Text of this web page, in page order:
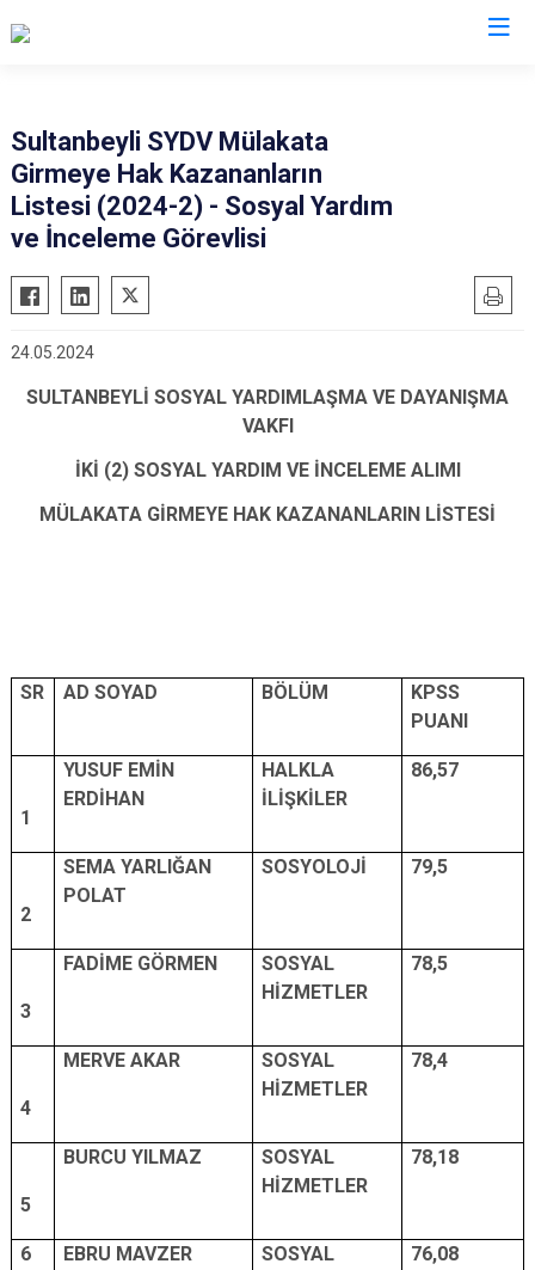
Adalar
Avcılar
Bahçelievler
Beşiktaş
Büyükçekmece
Fatih
Gaziosmanpaşa
Küçükçekmece
Pendik
Sarıyer
Ataşehir
Beylikdüzü
Çekmeköy
Sultanbeyli SYDV Mülakata
Girmeye Hak Kazananların
Listesi (2024-2) - Sosyal Yardım
ve İnceleme Görevlisi
24.05.2024
SULTANBEYLİ SOSYAL YARDIMLAŞMA VE DAYANIŞMA
VAKFI
İKİ (2) SOSYAL YARDIM VE İNCELEME ALIMI
MÜLAKATA GİRMEYE HAK KAZANANLARIN LİSTESİ
SR AD SOYAD BÖLÜM
KPSS
PUANI
1
YUSUF EMİN
ERDİHAN
HALKLA
İLİŞKİLER
86,57
2
SEMA YARLIĞAN
POLAT
SOSYOLOJİ 79,5
3
FADİME GÖRMEN
SOSYAL
HİZMETLER
78,5
4
MERVE AKAR
SOSYAL
HİZMETLER
78,4
5
BURCU YILMAZ
SOSYAL
HİZMETLER
78,18
6 EBRU MAVZER
SOSYAL
76,08